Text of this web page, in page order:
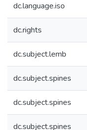
dc.language.iso
dc.rights
dc.subject.lemb
dc.subject.spines
dc.subject.spines
dc.subject.spines